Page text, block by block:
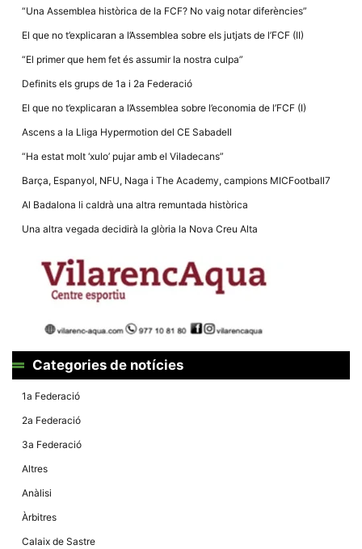
“Una Assemblea històrica de la FCF? No vaig notar diferències”
El que no t’explicaran a l’Assemblea sobre els jutjats de l’FCF (II)
“El primer que hem fet és assumir la nostra culpa”
Definits els grups de 1a i 2a Federació
El que no t’explicaran a l’Assemblea sobre l’economia de l’FCF (I)
Ascens a la Lliga Hypermotion del CE Sabadell
“Ha estat molt ‘xulo’ pujar amb el Viladecans”
Barça, Espanyol, NFU, Naga i The Academy, campions MICFootball7
Al Badalona li caldrà una altra remuntada històrica
Una altra vegada decidirà la glòria la Nova Creu Alta
Categories de notícies
1a Federació
2a Federació
3a Federació
Altres
Anàlisi
Àrbitres
Calaix de Sastre
cookies no
opcionals,
necessàries
web.
Recopilem
dades
estadístiques
anònima d'ús
i la seva
estructura.
Experiència
d'usuari